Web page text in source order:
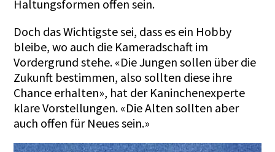
Haltungsformen offen sein.
Doch das Wichtigste sei, dass es ein Hobby
bleibe, wo auch die Kameradschaft im
Vordergrund stehe. «Die Jungen sollen über die
Zukunft bestimmen, also sollten diese ihre
Chance erhalten», hat der Kaninchenexperte
klare Vorstellungen. «Die Alten sollten aber
auch offen für Neues sein.»